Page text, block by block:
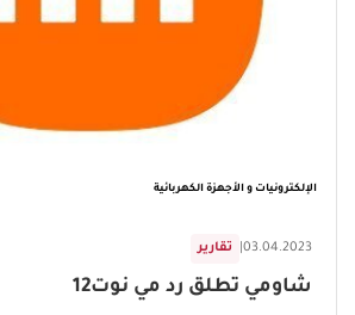
الإلكترونيات و الأجهزة الكهربائية
تقارير 03.04.2023
شاومي تطلق رد مي نوت12